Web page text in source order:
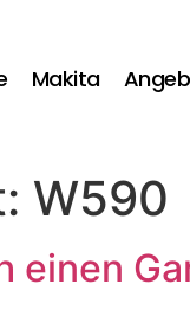
Makita
W590
einen